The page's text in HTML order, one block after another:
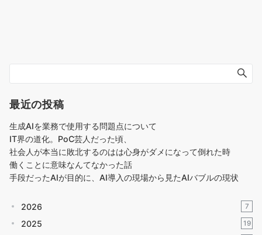
最近の投稿
生成AIを業務で使用する問題点について
IT界の道化。PoC芸人だった頃、
社会人が本当に敗北するのはは心身がダメになって倒れた時
働くことに意味なんてなかった話
手段だったAIが目的に、AI導入の現場から見たAIバブルの現状
2026 7
2025 19